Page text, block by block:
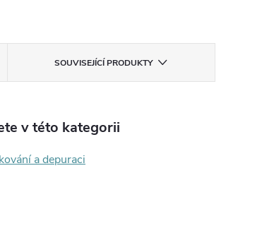
SOUVISEJÍCÍ PRODUKTY
v této kategorii
a depuraci